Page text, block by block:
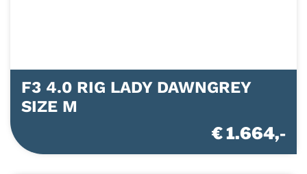
F3 4.0 RIG LADY DAWNGREY
SIZE M
€ 1.664,-